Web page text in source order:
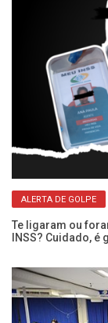
ALERTA DE GOLPE
Te ligaram ou
INSS? Cuidado, é